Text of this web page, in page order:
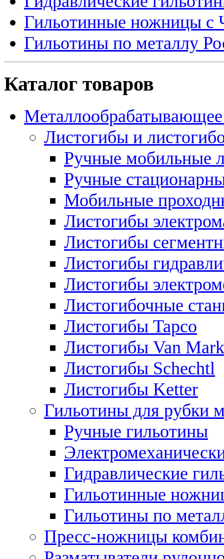
Гильотинные ножницы
Гильотины по металлу
Каталог товаров
Металлообрабатывающее
Листогибы и
Ручные мобильные
Ручные
Мобильные
Листогибы
Листогибы
Листогибы
Листогибы
Листогибочные
Листогибы Tapco
Листогибы Van Mark
Листогибы Schechtl
Листогибы Ketter
Гильотины для рубки
Ручные гильотины
Гидравлические
Гильотинные
Гильотины по
Пресс-ножницы